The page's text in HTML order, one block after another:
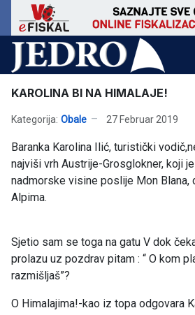
KAROLINA BI NA HIMALAJE!
Kategorija: Obale 27 Februar 2019
Baranka Karolina Ilić, turistički
najviši vrh Austrije-Grosglokner, koji
nadmorske visine poslije Mon Blana,
Alpima.
Sjetio sam se toga na gatu V dok
prolazu uz pozdrav pitam : “ O kom
razmišljaš”?
O Himalajima!-kao iz topa odgovara